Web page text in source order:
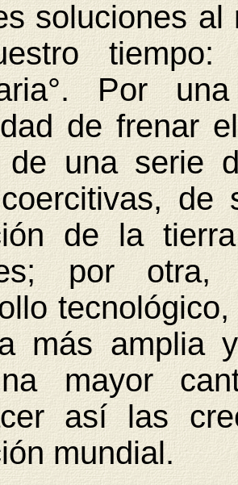
soluciones
Por
de frenar
de una serie
de
de la
por
más amplia
mayor
así las
mundial.